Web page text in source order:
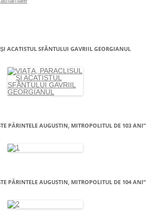
ACATISTUL SFÂNTULUI GAVRIIL GEORGIANUL
PĂRINTELE AUGUSTIN, MITROPOLITUL DE 103 ANI”
PĂRINTELE AUGUSTIN, MITROPOLITUL DE 104 ANI”